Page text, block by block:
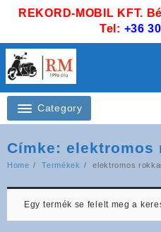
REKORD-MOBIL KFT.
Tel: +36
Category
Címke: elektromos
Home Termékek elektromos
Egy termék se felelt meg a